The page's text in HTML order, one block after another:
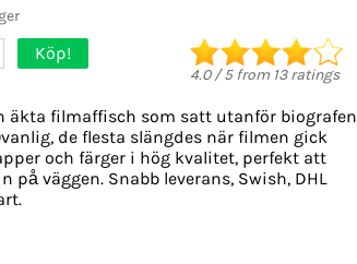
Köp!
4.0/5from 13ratings
äkta filmaffisch som satt utanför biografen
de flesta slängdes när filmen gick
och färger i hög kvalitet, perfekt att
på väggen. Snabb leverans, Swish, DHL